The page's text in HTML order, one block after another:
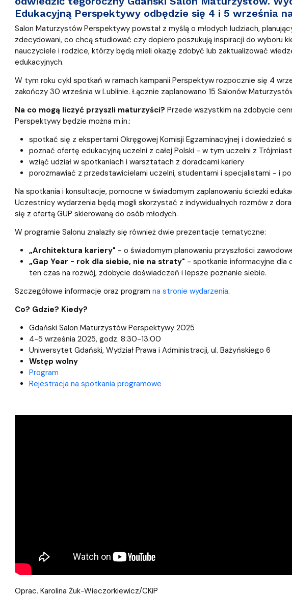
Edukacyjną Perspektywy odbędzie się 4 i 5 września
Salon Maturzystów Perspektywy powstał z myślą o młodych ludziach,
zdecydowani, co chcą studiować czy dopiero poszukują inspiracji do wyboru
nauczyciele i rodzice, którzy będą mieli okazję zdobyć lub zaktualizować
edukacyjnych.
W tym roku cykl spotkań w ramach kampanii Perspektyw rozpocznie się 4
zakończy 30 września w Lublinie. Łącznie zaplanowano 15 Salonów
Na co mogą liczyć przyszli maturzyści? Przede wszystkim na zdobycie
Perspektywy będzie można m.in.:
spotkać się z ekspertami Okręgowej Komisji Egzaminacyjnej i dowiedzieć
poznać ofertę edukacyjną uczelni z całej Polski - w tym uczelni z
wziąć udział w spotkaniach i warsztatach z doradcami kariery
porozmawiać z przedstawicielami uczelni, studentami i specjalistami - i
Na spotkania i konsultacje, pomocne w świadomym zaplanowaniu ścieżki
Uczestnicy wydarzenia będą mogli skorzystać z indywidualnych rozmów z
się z ofertą GUP skierowaną do osób młodych.
W programie Salonu znalazły się również dwie prezentacje tematyczne:
„Architektura kariery" - o świadomym planowaniu przyszłości
„Gap Year - rok dla siebie, nie na straty" - spotkanie informacyjne dla
ten czas na rozwój, zdobycie doświadczeń i lepsze poznanie siebie.
Szczegółowe informacje oraz program na stronie wydarzenia.
Co? Gdzie? Kiedy?
Gdański Salon Maturzystów Perspektywy 2025
4-5 września 2025, godz. 8:30-13:00
Uniwersytet Gdański, Wydział Prawa i Administracji, ul. Bażyńskiego 6
Wstęp wolny
Program
Rejestracja na spotkania programowe
Oprac. Karolina Żuk-Wieczorkiewicz/CKiP